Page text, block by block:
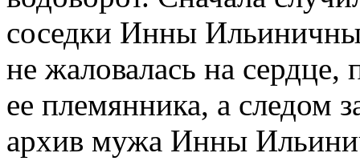
соседки Инны
не жаловалась на
ее племянника, а следом
архив мужа Инны